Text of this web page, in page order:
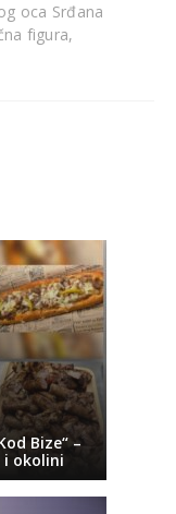
oca Srđana
figura,
Bize“ –
i okolini